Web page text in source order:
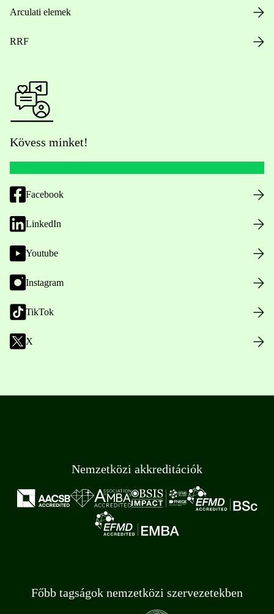
Arculati elemek
RRF
Kövess minket!
Facebook
LinkedIn
Youtube
Instagram
TikTok
X
Nemzetközi akkreditációk
Főbb tagságok nemzetközi szervezetekben